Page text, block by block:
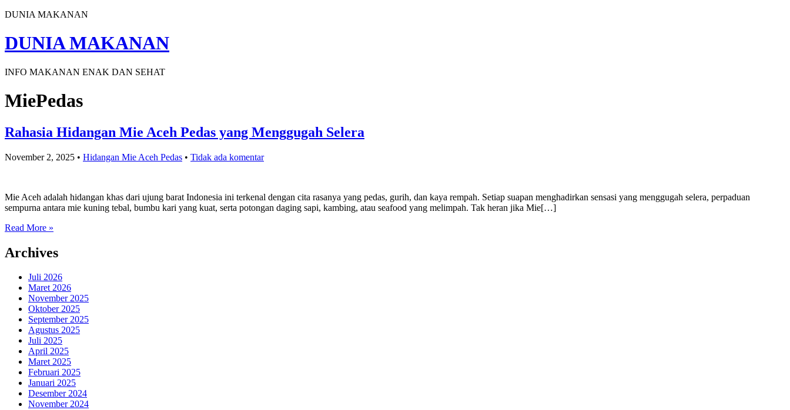
DUNIA MAKANAN
DUNIA MAKANAN
INFO MAKANAN ENAK DAN SEHAT
MiePedas
Rahasia Hidangan Mie Aceh Pedas yang Menggugah Selera
November 2, 2025 • Hidangan Mie Aceh Pedas • Tidak ada komentar
Mie Aceh adalah hidangan khas dari ujung barat Indonesia ini terkenal dengan cita rasanya yang pedas, gurih, dan kaya rempah. Setiap suapan menghadirkan sensasi yang menggugah selera, perpaduan
sempurna antara mie kuning tebal, bumbu kari yang kuat, serta potongan daging sapi, kambing, atau seafood yang melimpah. Tak heran jika Mie[…]
Read More »
Archives
Juli 2026
Maret 2026
November 2025
Oktober 2025
September 2025
Agustus 2025
Juli 2025
April 2025
Maret 2025
Februari 2025
Januari 2025
Desember 2024
November 2024